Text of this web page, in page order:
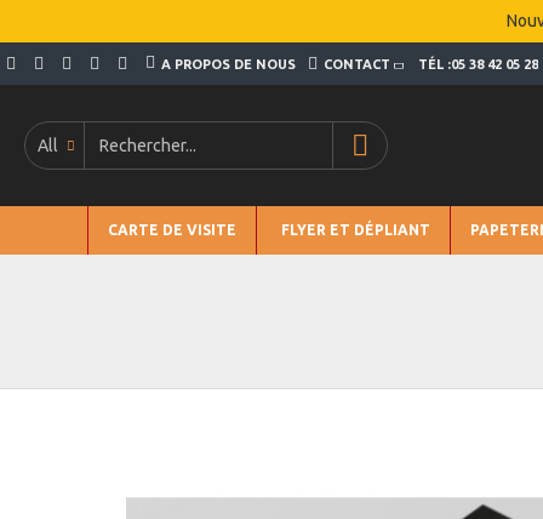
A PROPOS DE NOUS CONTACT TÉL :05 38 42 05 28
All
CARTE DE VISITE FLYER ET DÉPLIANT